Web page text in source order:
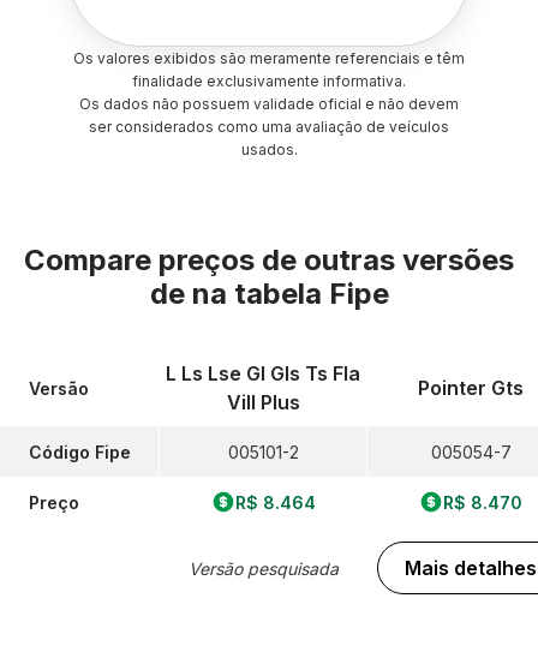
Os valores exibidos são meramente referenciais e têm
finalidade exclusivamente informativa.
Os dados não possuem validade oficial e não devem
ser considerados como uma avaliação de veículos
usados.
Compare preços de outras versões
de na tabela Fipe
Versão
Código Fipe
Preço
L Ls Lse Gl Gls Ts Fla
Vill Plus
005101-2
R$ 8.464
Versão pesquisada
Pointer Gts
005054-7
R$ 8.470
Mais detalhes